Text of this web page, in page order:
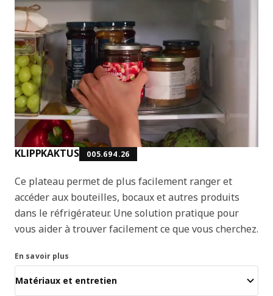
KLIPPKAKTUS 005.694.26
Ce plateau permet de plus facilement ranger et
accéder aux bouteilles, bocaux et autres produits
dans le réfrigérateur. Une solution pratique pour
vous aider à trouver facilement ce que vous cherchez.
En savoir plus
Matériaux et entretien